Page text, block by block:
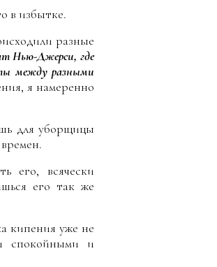
в избытке.
разные
Нью-Джерси, где
между разными
я намеренно
для уборщицы
его, всячески
его так же
кипения уже не
спокойными и